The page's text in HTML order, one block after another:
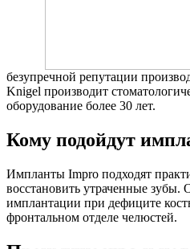
безупречной репутации
Knigel производит
оборудование более 30 лет.
Кому подойдут
Импланты Impro подходят
восстановить утраченные зубы.
имплантации при дефиците
фронтальном отделе челюстей.